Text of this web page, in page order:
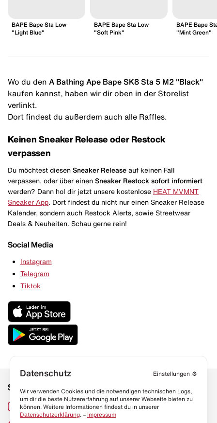
BAPE Bape Sta Low
"Light Blue"
BAPE Bape Sta Low
"Soft Pink"
BAPE Bape
"Mint Green"
Wo du den A Bathing Ape Bape SK8 Sta 5 M2 "Black"
kaufen kannst, haben wir dir oben in der Storelist
verlinkt.
Dort findest du außerdem auch alle Raffles.
Keinen Sneaker Release oder Restock
verpassen
Du möchtest diesen Sneaker Release auf keinen Fall
verpassen, oder über einen Sneaker Restock sofort informiert
werden? Dann hol dir jetzt unsere kostenlose HEAT MVMNT
Sneaker App . Dort findest du nicht nur einen Sneaker Release
Kalender, sondern auch Restock Alerts, sowie Streetwear
Deals & Neuheiten. Schau gerne rein!
Social Media
Instagram
Telegram
Tiktok
Social Media
Instagram
Links
Sneaker Lexikon
Resell Guide
Datenschutz Einstellungen ⚙️
Wir verwenden Cookies und die notwendigen technischen Logs,
um dir die beste Nutzererfahrung auf unserer Webseite bieten zu
können. Weitere Informationen findest du in unserer
Datenschutzerklärung. – Impressum